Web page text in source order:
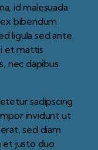
id malesuada
bibendum
ligula sed ante
et mattis
nec dapibus
sadipscing
invidunt ut
sed diam
et justo duo